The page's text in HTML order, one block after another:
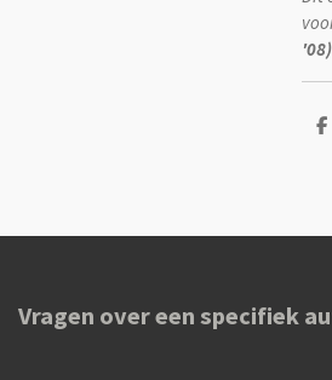
'08)
D
Vragen over een specifiek